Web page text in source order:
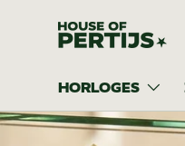
Ga naar inhoud
HORLOGES